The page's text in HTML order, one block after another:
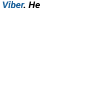
Viber. Не